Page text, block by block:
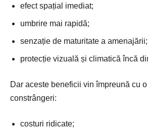
efect spațial imediat;
umbrire mai rapidă;
senzație de maturitate a amenajării;
protecție vizuală și climatică încă
Dar aceste beneficii vin împreună cu
constrângeri:
costuri ridicate;